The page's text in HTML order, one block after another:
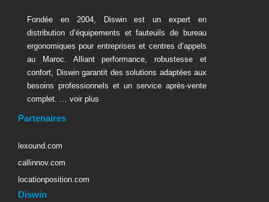
Fondée en 2004, Diswin est un expert en
distribution d’équipements et fauteuils de bureau
ergonomiques pour entreprises et centres d’appels
au Maroc. Alliant performance, robustesse et
confort, Diswin garantit des solutions adaptées aux
besoins professionnels et un service après-vente
complet. … voir plus
Partenaires
lexound.com
callinnov.com
locationposition.com
Diswin